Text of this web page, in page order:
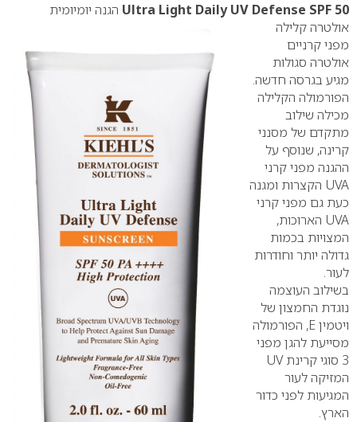
Ultra Light Daily UV Defense SPF 50 הגנה יומיומית
אולטרה קלילה
מפני קרניים
אולטרה סגולות
מגיע בגרסה חדשה.
הפורמולה הקלילה
מכילה שילוב
מתקדם של מסנני
קרינה, שנוסף על
ההגנה מפני קרני
UVA הקצרות ומגנה
כעת גם מפני קרני
UVA הארוכות,
המצויות בכמות
גדולה יותר וחודרות
לעור.
בשילוב העוצמה
נוגדת החמצון של
ויטמין E, הפורמולה
מסייעת להגן מפני
3 סוגי קרינת UV
המזיקה לעור
המגיעות לפני כדור
הארץ.